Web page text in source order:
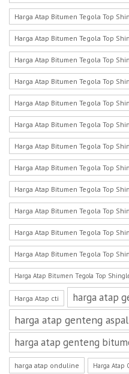
Harga Atap Bitumen Tegola Top
Harga Atap Bitumen Tegola Top
Harga Atap Bitumen Tegola Top
Harga Atap Bitumen Tegola Top
Harga Atap Bitumen Tegola Top
Harga Atap Bitumen Tegola Top
Harga Atap Bitumen Tegola Top
Harga Atap Bitumen Tegola Top
Harga Atap Bitumen Tegola Top
Harga Atap Bitumen Tegola Top
Harga Atap Bitumen Tegola Top
Harga Atap Bitumen Tegola Top
Harga Atap Bitumen Tegola Top
Harga Atap cti harga atap
harga atap genteng aspal
harga atap genteng
harga atap onduline Harga Atap